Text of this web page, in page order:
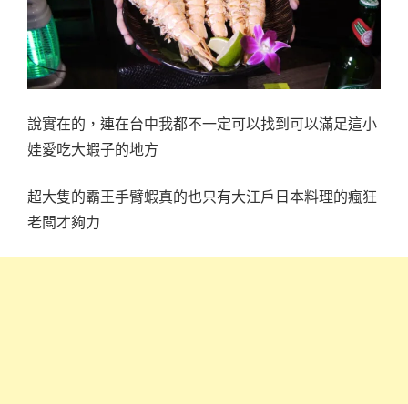
說實在的，連在台中我都不一定可以找到可以滿足這小
娃愛吃大蝦子的地方
超大隻的霸王手臂蝦真的也只有大江戶日本料理的瘋狂
老闆才夠力